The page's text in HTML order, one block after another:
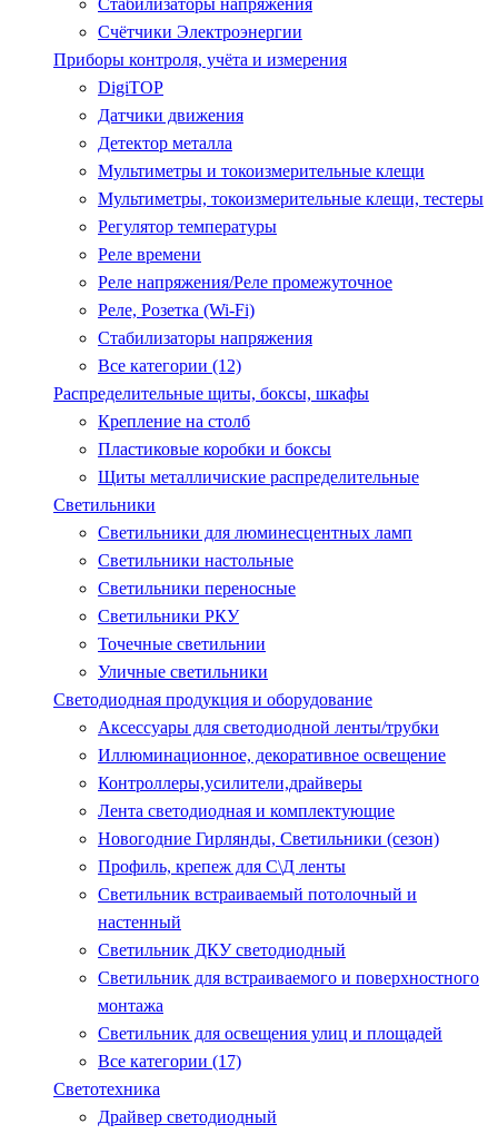
Стабилизаторы напряжения
Счётчики Электроэнергии
Приборы контроля, учёта и измерения
DigiTOP
Датчики движения
Детектор металла
Мультиметры и токоизмерительные клещи
Мультиметры, токоизмерительные клещи, тестеры
Регулятор температуры
Реле времени
Реле напряжения/Реле промежуточное
Реле, Розетка (Wi-Fi)
Стабилизаторы напряжения
Все категории (12)
Распределительные щиты, боксы, шкафы
Крепление на столб
Пластиковые коробки и боксы
Щиты металличиские распределительные
Светильники
Светильники для люминесцентных ламп
Светильники настольные
Светильники переносные
Светильники РКУ
Точечные светильнии
Уличные светильники
Светодиодная продукция и оборудование
Аксессуары для светодиодной ленты/трубки
Иллюминационное, декоративное освещение
Контроллеры,усилители,драйверы
Лента светодиодная и комплектующие
Новогодние Гирлянды, Светильники (сезон)
Профиль, крепеж для С\Д ленты
Светильник встраиваемый потолочный и
настенный
Светильник ДКУ светодиодный
Светильник для встраиваемого и поверхностного
монтажа
Светильник для освещения улиц и площадей
Все категории (17)
Светотехника
Драйвер светодиодный